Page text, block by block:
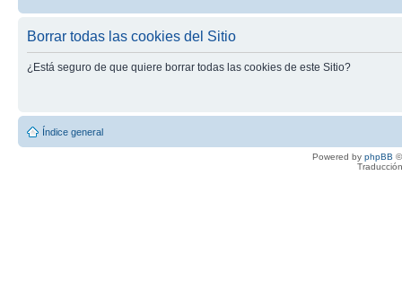
Borrar todas las cookies del Sitio
¿Está seguro de que quiere borrar todas las cookies de este Sitio?
Índice general
Powered by phpBB